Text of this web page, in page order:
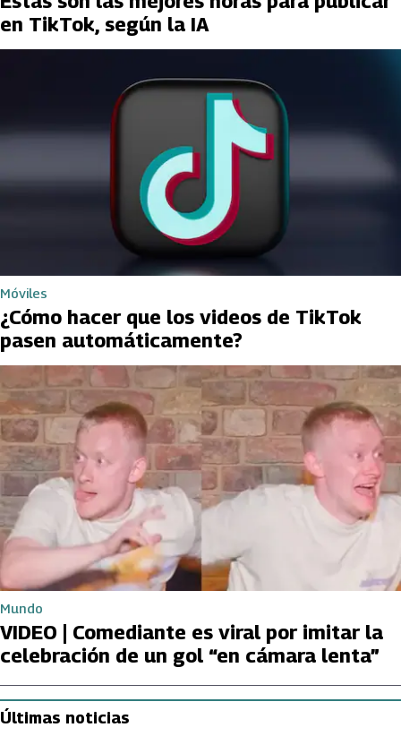
en TikTok, según la IA
Móviles
¿Cómo hacer que los videos de TikTok
pasen automáticamente?
Mundo
VIDEO | Comediante es viral por imitar la
celebración de un gol “en cámara lenta”
Últimas noticias